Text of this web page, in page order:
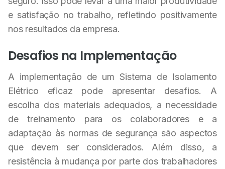
e satisfação no trabalho, refletindo positivamente
nos resultados da empresa.
Desafios na Implementação
A implementação de um Sistema de Isolamento
Elétrico eficaz pode apresentar desafios. A
escolha dos materiais adequados, a necessidade
de treinamento para os colaboradores e a
adaptação às normas de segurança são aspectos
que devem ser considerados. Além disso, a
resistência à mudança por parte dos trabalhadores